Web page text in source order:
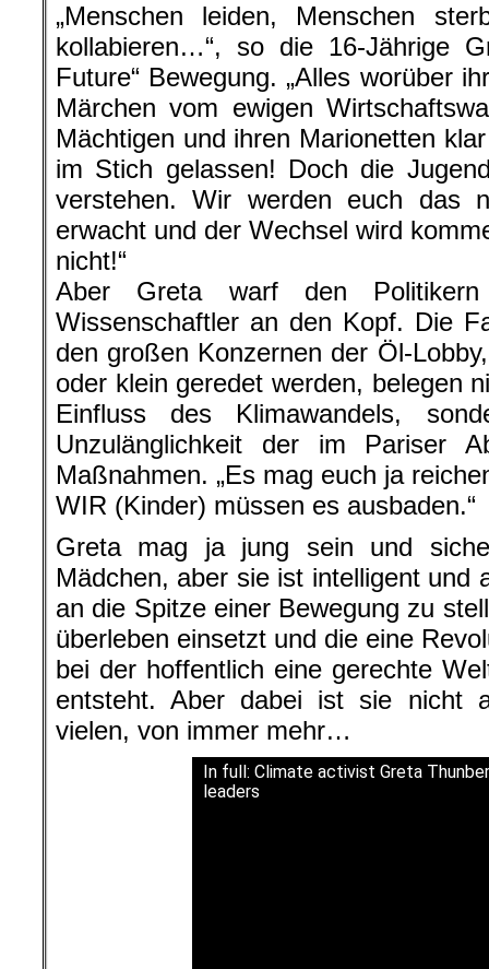
„Menschen leiden, Menschen
kollabieren…“, so die 16-Jährige
Future“ Bewegung. „Alles worüber
Märchen vom ewigen
Mächtigen und ihren Marionetten
im Stich gelassen! Doch die
verstehen. Wir werden euch das
erwacht und der Wechsel wird
nicht!“
Aber Greta warf den
Wissenschaftler an den Kopf. Die
den großen Konzernen der Öl-
oder klein geredet werden, belegen
Einfluss des Klimawandels,
Unzulänglichkeit der im Pariser
Maßnahmen. „Es mag euch ja
WIR (Kinder) müssen es ausbaden.“
Greta mag ja jung sein und
Mädchen, aber sie ist intelligent und
an die Spitze einer Bewegung zu
überleben einsetzt und die eine
bei der hoffentlich eine gerechte
entsteht. Aber dabei ist sie nicht
vielen, von immer mehr…
In full: Climate activist Greta
leaders